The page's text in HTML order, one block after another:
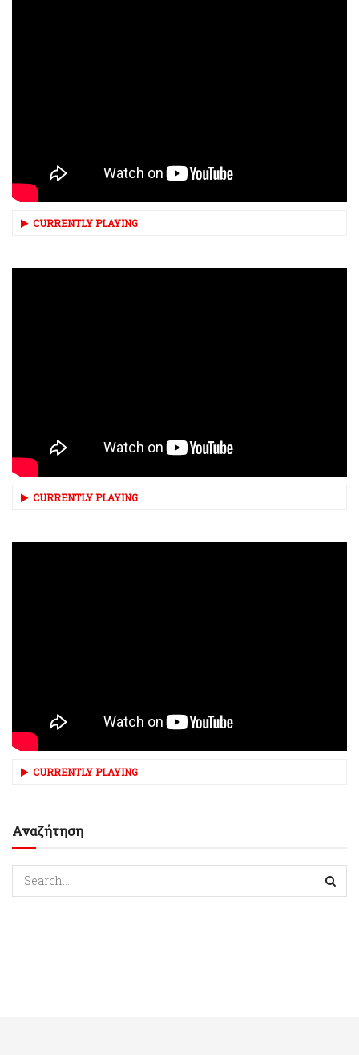
CURRENTLY PLAYING
CURRENTLY PLAYING
CURRENTLY PLAYING
Αναζήτηση